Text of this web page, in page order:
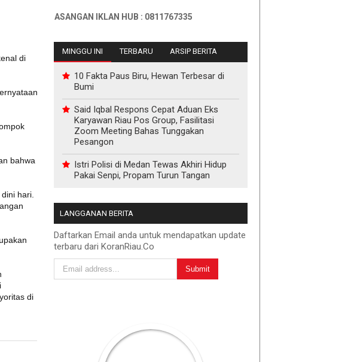
di
bahwa
hari.
di
PEMASANGAN IKLAN HUB : 0811767335
MINGGU INI TERBARU ARSIP BERITA
10 Fakta Paus Biru, Hewan Terbesar di
Bumi
Said Iqbal Respons Cepat Aduan Eks
Karyawan Riau Pos Group, Fasilitasi
Zoom Meeting Bahas Tunggakan
Pesangon
Istri Polisi di Medan Tewas Akhiri Hidup
Pakai Senpi, Propam Turun Tangan
LANGGANAN BERITA
Daftarkan Email anda untuk mendapatkan update
terbaru dari KoranRiau.Co